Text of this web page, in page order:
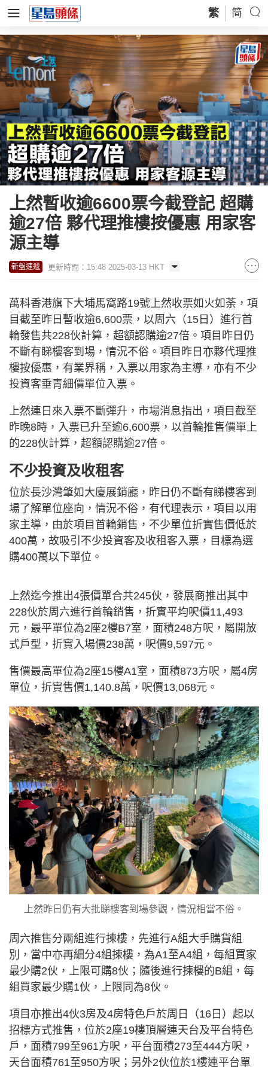
繁 简
上然暫收逾6600票今截登記 超購
逾27倍 夥代理推樓按優惠 用家客
源主導
新盤速遞 更新時間：15:48 2025-03-13 HKT
萬科香港旗下大埔馬窩路19號上然收票如火如荼，項
目截至昨日暫收逾6,600票，以周六（15日）進行首
輪發售共228伙計算，超額認購逾27倍。項目昨日仍
不斷有睇樓客到場，情況不俗。項目昨日亦夥代理推
樓按優惠，有業界稱，入票以用家為主導，亦有不少
投資客垂青細價單位入票。
上然連日來入票不斷彈升，市場消息指出，項目截至
昨晚8時，入票已升至逾6,600票，以首輪推售價單上
的228伙計算，超額認購逾27倍。
不少投資及收租客
位於長沙灣肇如大廈展銷廳，昨日仍不斷有睇樓客到
場了解單位座向，情況不俗，有代理表示，項目以用
家主導，由於項目首輪銷售，不少單位折實售價低於
400萬，故吸引不少投資客及收租客入票，目標為選
購400萬以下單位。
上然迄今推出4張價單合共245伙，發展商推出其中
228伙於周六進行首輪銷售，折實平均呎價11,493
元，最平單位為2座2樓B7室，面積248方呎，屬開放
式戶型，折實入場價238萬，呎價9,597元。
售價最高單位為2座15樓A1室，面積873方呎，屬4房
單位，折實售價1,140.8萬，呎價13,068元。
上然昨日仍有大批睇樓客到場參觀，情況相當不俗。
周六推售分兩組進行揀樓，先進行A組大手購貨組
別，當中亦再細分4組揀樓，為A1至A4組，每組買家
最少購2伙，上限可購8伙；隨後進行揀樓的B組，每
組買家最少購1伙，上限同為8伙。
項目亦推出4伙3房及4房特色戶於周日（16日）起以
招標方式推售，位於2座19樓頂層連天台及平台特色
戶，面積799至961方呎，平台面積273至444方呎，
天台面積761至950方呎；另外2伙位於1樓連平台單